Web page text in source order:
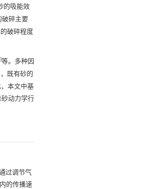
的吸能效
破碎主要
破碎程度
]等。多种因
既有砂的
本文中基
砂动力学行
过调节气
的传播速